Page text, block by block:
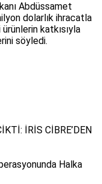
Abdüssamet
dolarlık ihracatla
katkısıyla
söyledi.
İRİS CİBRE’DEN
Halka